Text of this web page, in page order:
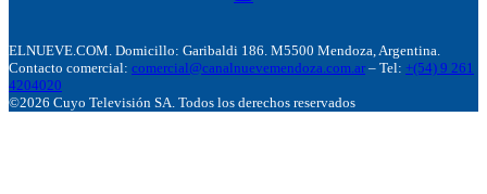
ELNUEVE.COM. Domicillo: Garibaldi 186. M5500 Mendoza, Argentina.
Contacto comercial: comercial@canalnuevemendoza.com.ar – Tel: +(54) 9 261
4204020
©2026 Cuyo Televisión SA. Todos los derechos reservados